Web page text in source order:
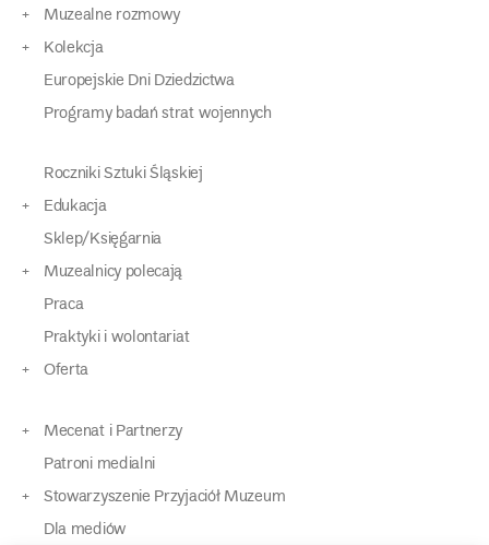
Muzealne rozmowy
Kolekcja
Europejskie Dni Dziedzictwa
Programy badań strat wojennych
Roczniki Sztuki Śląskiej
Edukacja
Sklep/Księgarnia
Muzealnicy polecają
Praca
Praktyki i wolontariat
Oferta
Mecenat i Partnerzy
Patroni medialni
Stowarzyszenie Przyjaciół Muzeum
Dla mediów